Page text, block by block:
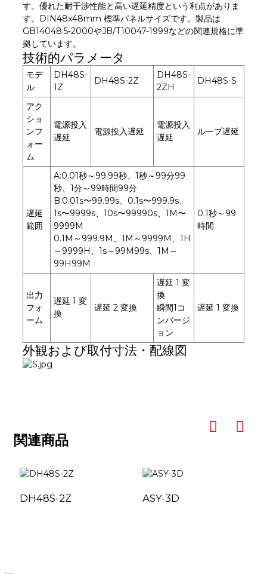
す。優れた耐干渉性能と高い遅延精度という利点がありま
す。DIN48x48mm 標準パネルサイズです。製品は
GB14048.5-2000やJB/T10047-1999などの関連規格に準
拠しています。
技術的パラメータ
モデ
ル
DH48S-
1Z
DH48S-2Z
DH48S-
2ZH
DH48S-S
アク
ショ
ンフ
ォー
ム
電源投入
遅延
電源投入遅延
電源投入
遅延
ループ遅延
遅延
範囲
A:0.01秒～99.99秒、1秒～99分99
秒、1分～99時間99分
B:0.01s〜99.99s、0.1s〜999.9s、
1s〜9999s、10s〜99990s、1M〜
9999M
0.1M～999.9M、1M～9999M、1H
～9999H、1s～99M99s、1M～
99H99M
0.1秒～99
時間
出力
フォ
ーム
遅延 1 変
換
遅延 2 変換
遅延 1 変
換
瞬間1コ
ンバージ
ョン
遅延 1 変換
外観および取付寸法・配線図
関連商品
DH48S-2Z ASY-3D